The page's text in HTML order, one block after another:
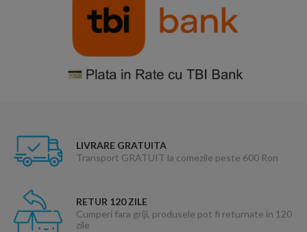
LIVRARE GRATUITA
Transport GRATUIT la comezile peste 600 Ron
RETUR 120 ZILE
Cumperi fara griji, produsele pot fi returnate in 120
zile